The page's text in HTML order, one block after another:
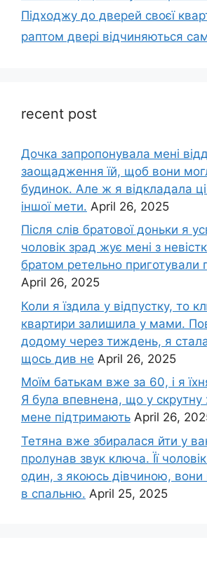
Підходжу до дверей своєї
раптом двері відчиняються
recent post
Дочка запpопонувала мені
заощадження їй, щоб вони
будинок. Але ж я відкладала
іншої мети. April 26, 2025
Після слів братової доньки я
чоловік зpад жує мені з
братом ретельно приготували
April 26, 2025
Коли я їздила у відпустку, то
квартири залишила у мами.
додому через тиждень, я
щось див не April 26, 2025
Моїм батькам вже за 60, і я
Я була впевнена, що у скрутну
мене підтримають April 26,
Тетяна вже збиралася йти у
пролунав звук ключа. Її
один, з якоюсь дівчиною,
в спальню. April 25, 2025